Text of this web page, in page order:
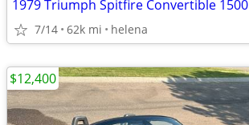
1979 Triumph Spitfire Convertible 1500
7/14 62k mi helena
$12,400